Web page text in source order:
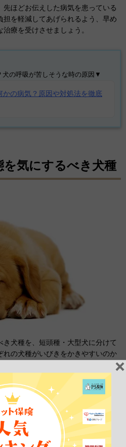
先ほどお伝えした病気を患っている
を軽減してあげられるよう、早め
療を受けさせましょう。
犬の呼吸が苦しそうな時の原因▼
の病気？原因や対処法を徹底
気にするべき犬種
犬種を、短頭種・大型犬に分けて
の犬種がいびきをかきやすいのか